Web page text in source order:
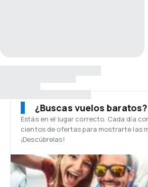
¿Buscas vuelos baratos?
Estás en el lugar correcto. Cada día
cientos de ofertas para mostrarte las
¡Descúbrelas!